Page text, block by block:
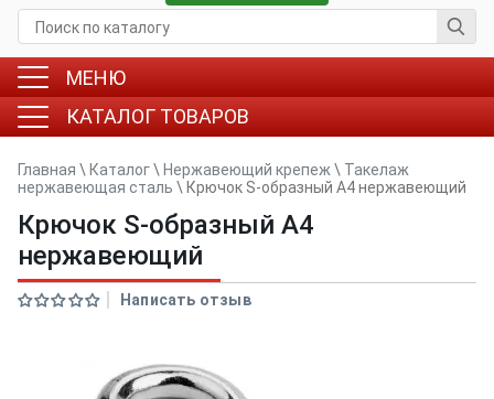
МЕНЮ
КАТАЛОГ ТОВАРОВ
Главная \ Каталог\ Нержавеющий крепеж \ Такелаж
нержавеющая сталь \ Крючок S-образный A4 нержавеющий
Крючок S-образный A4
нержавеющий
Написать отзыв